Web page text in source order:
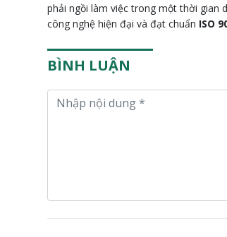
phải ngồi làm việc trong một thời gian
công nghệ hiện đại và đạt chuẩn ISO
BÌNH LUẬN